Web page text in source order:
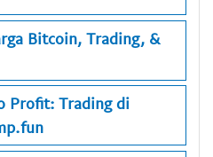
Bitcoin, Trading, &
Profit: Trading di